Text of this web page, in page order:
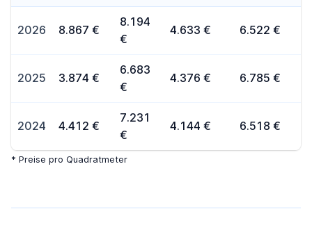
2026 8.867 €
8.194
€
4.633 € 6.522 €
2025 3.874 €
6.683
€
4.376 € 6.785 €
2024 4.412 €
7.231
€
4.144 € 6.518 €
* Preise pro Quadratmeter